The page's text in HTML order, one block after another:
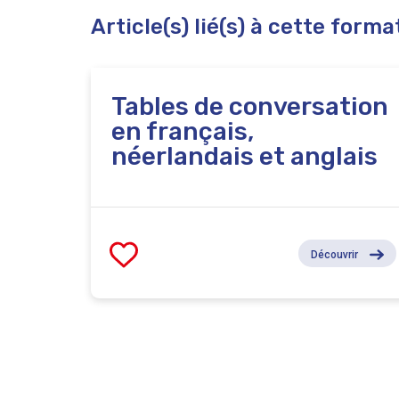
Article(s) lié(s) à cette
Tables de conversation
en français,
néerlandais et anglais
Découvrir